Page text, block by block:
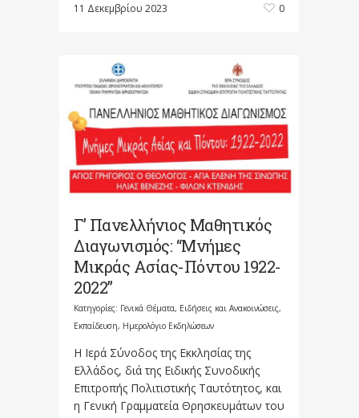
11 Δεκεμβρίου 2023 0
Γ’ Πανελλήνιος Μαθητικός
Διαγωνισμός: “Μνήμες
Μικράς Ασίας-Πόντου 1922-
2022”
Κατηγορίες: Γενικά Θέματα, Ειδήσεις και Ανακοινώσεις,
Εκπαίδευση, Ημερολόγιο Εκδηλώσεων
Η Ιερά Σύνοδος της Εκκλησίας της
Ελλάδος, διά της Ειδικής Συνοδικής
Επιτροπής Πολιτιστικής Ταυτότητος, και
η Γενική Γραμματεία Θρησκευμάτων του